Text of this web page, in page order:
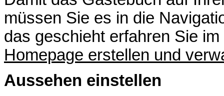
müssen Sie es in die
das geschieht erfahren Sie
Homepage erstellen und
Aussehen einstellen